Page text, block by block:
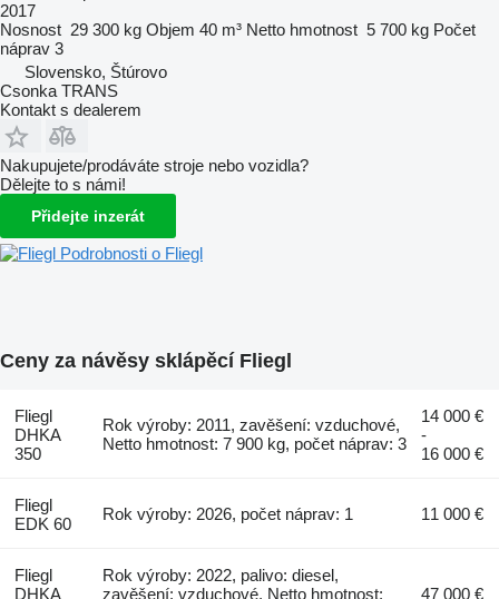
2017
Nosnost 29 300 kg Objem 40 m³ Netto hmotnost 5 700 kg Počet
náprav 3
Slovensko, Štúrovo
Csonka TRANS
Kontakt s dealerem
Nakupujete/prodáváte stroje nebo vozidla?
Dělejte to s námi!
Přidejte inzerát
Podrobnosti o Fliegl
Ceny za návěsy sklápěcí Fliegl
Fliegl
DHKA
350
Rok výroby: 2011, zavěšení: vzduchové,
Netto hmotnost: 7 900 kg, počet náprav: 3
14 000 €
-
16 000 €
Fliegl
EDK 60
Rok výroby: 2026, počet náprav: 1 11 000 €
Fliegl
DHKA
Rok výroby: 2022, palivo: diesel,
zavěšení: vzduchové, Netto hmotnost:
47 000 €